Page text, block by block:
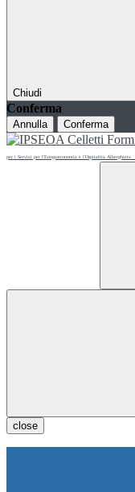
Chiudi
Conferma
Annulla Conferma
per i Servizi per l'Enogastronomia e l'Ospitalità Alberghiera
close